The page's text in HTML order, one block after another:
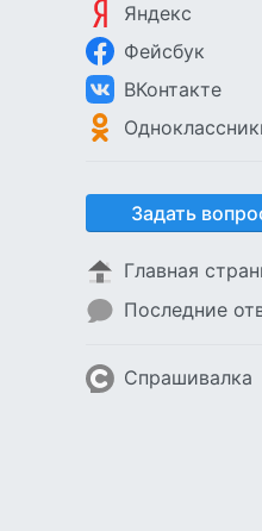
Яндекс
Фейсбук
ВКонтакте
Задать
Главная
Последние
Спрашивалка